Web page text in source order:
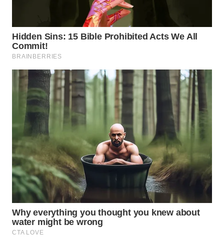
KEPULAUAN
SERIBU
TANGERANG
WN
BINJAI
WN
CIREBON
WN
INDRAMAYU
WN
KUNINGAN